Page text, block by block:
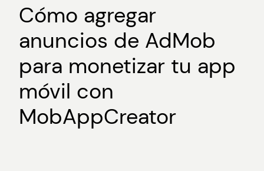
Cómo agregar
anuncios de AdMob
para monetizar tu app
móvil con
MobAppCreator